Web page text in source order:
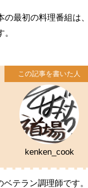
の最初の料理番組は
kenken_cook
ベテラン調理師です